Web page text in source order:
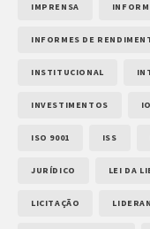
IMPRENSA
INFORMES DE
INSTITUCIONAL
INVESTIMENTOS
ISO 9001 ISS
JURÍDICO LEI DA
LICITAÇÃO